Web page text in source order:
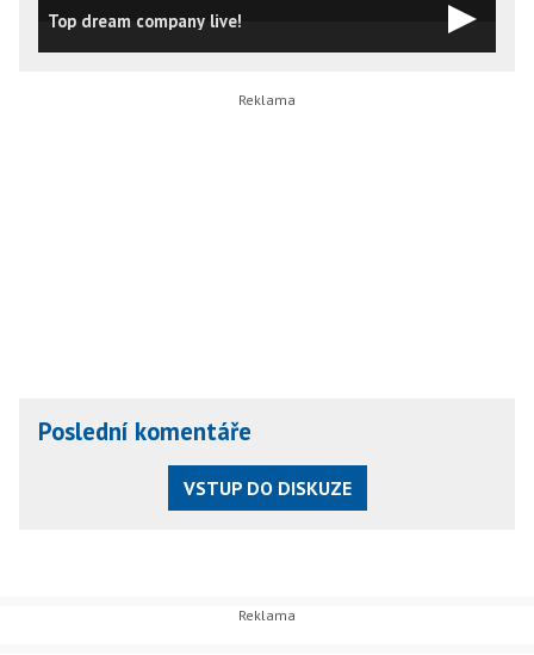
Top dream company live!
Poslední komentáře
VSTUP DO DISKUZE